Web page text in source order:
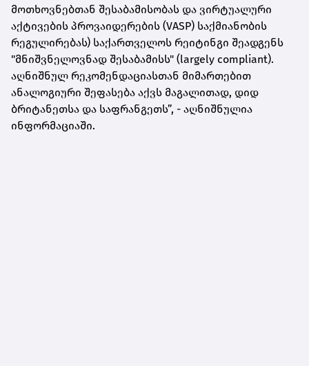
მოთხოვნებთან შესაბამისობას და ვირტუალური
აქტივების პროვაიდერების (VASP) საქმიანობის
რეგულირებას) საქართველოს რეიტინგი შეადგენს
"მნიშვნელოვნად შესაბამისს" (largely compliant).
აღნიშნულ რეკომენდაციასთან მიმართებით
ანალოგიური შეფასება აქვს მაგალითად, დიდ
ბრიტანეთსა და საფრანგეთს”, - აღნიშნულია
ინფორმაციაში.